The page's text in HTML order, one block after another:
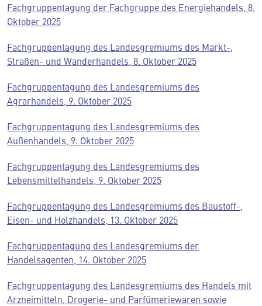
Fachgruppentagung der Fachgruppe des Energiehandels, 8.
Oktober 2025
Fachgruppentagung des Landesgremiums des Markt-,
Straßen- und Wanderhandels, 8. Oktober 2025
Fachgruppentagung des Landesgremiums des
Agrarhandels, 9. Oktober 2025
Fachgruppentagung des Landesgremiums des
Außenhandels, 9. Oktober 2025
Fachgruppentagung des Landesgremiums des
Lebensmittelhandels, 9. Oktober 2025
Fachgruppentagung des Landesgremiums des Baustoff-,
Eisen- und Holzhandels, 13. Oktober 2025
Fachgruppentagung des Landesgremiums der
Handelsagenten, 14. Oktober 2025
Fachgruppentagung des Landesgremiums des Handels mit
Arzneimitteln, Drogerie- und Parfümeriewaren sowie